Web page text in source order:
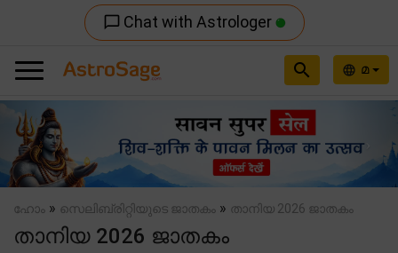
chat_bubble_outline Chat with Astrologer
language മ
search
Previous
ഹോം » സെലിബ്രിറ്റിയുടെ ജാതകം » താനിയ 2026 ജാതകം
താനിയ 2026 ജാതകം